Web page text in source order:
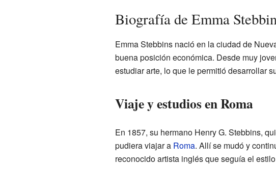
Biografía de Emma
Emma Stebbins nació en la ciudad de
buena posición económica. Desde muy
estudiar arte, lo que le permitió desarrollar
Viaje y estudios en Roma
En 1857, su hermano Henry G. Stebbins,
pudiera viajar a Roma. Allí se mudó y
reconocido artista inglés que seguía el estilo